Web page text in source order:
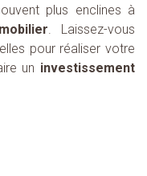
plus enclines à
. Laissez-vous
pour réaliser votre
un investissement